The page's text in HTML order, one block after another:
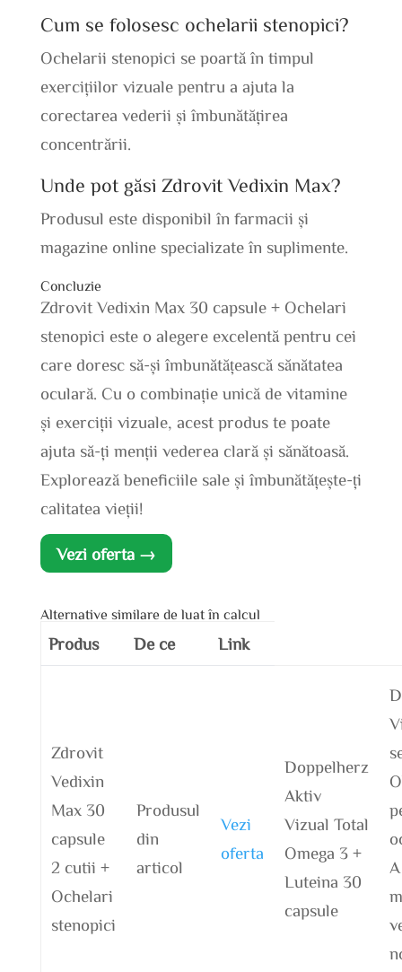
Cum se folosesc ochelarii stenopici?
Ochelarii stenopici se poartă în timpul
exercițiilor vizuale pentru a ajuta la
corectarea vederii și îmbunătățirea
concentrării.
Unde pot găsi Zdrovit Vedixin Max?
Produsul este disponibil în farmacii și
magazine online specializate în suplimente.
Concluzie
Zdrovit Vedixin Max 30 capsule + Ochelari
stenopici este o alegere excelentă pentru cei
care doresc să-și îmbunătățească sănătatea
oculară. Cu o combinație unică de vitamine
și exerciții vizuale, acest produs te poate
ajuta să-ți menții vederea clară și sănătoasă.
Explorează beneficiile sale și îmbunătățește-ți
calitatea vieții!
Vezi oferta →
Alternative similare de luat în calcul
Produs De ce Link
Zdrovit
Vedixin
Max 30
capsule
2 cutii +
Ochelari
stenopici
Produsul
din
articol
Vezi
oferta
Doppelherz
Aktiv
Vizual Total
Omega 3 +
Luteina 30
capsule